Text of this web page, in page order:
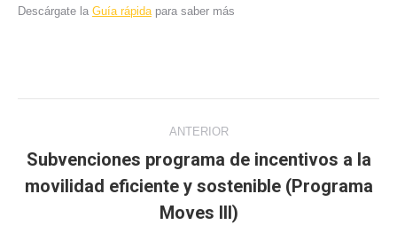
Descárgate la Guía rápidapara saber más
entre
publicaciones
ANTERIOR
Publicación
anterior:
Subvenciones programa de incentivos a la
movilidad eficiente y sostenible (Programa
Moves III)